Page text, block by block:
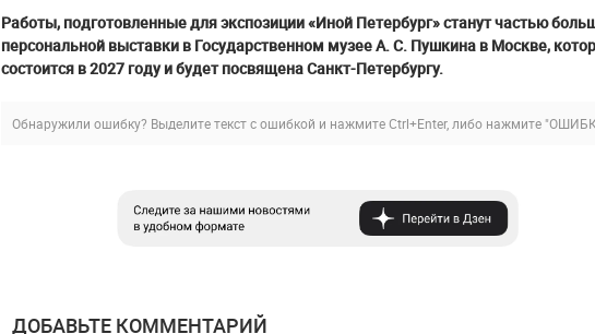
Работы, подготовленные для экспозиции «Иной Петербург» станут частью
персональной выставки в Государственном музее А. С. Пушкина в Москве,
состоится в 2027 году и будет посвящена Санкт-Петербургу.
Обнаружили ошибку? Выделите текст с ошибкой и нажмите Ctrl+Enter, либо нажмите
ДОБАВЬТЕ КОММЕНТАРИЙ